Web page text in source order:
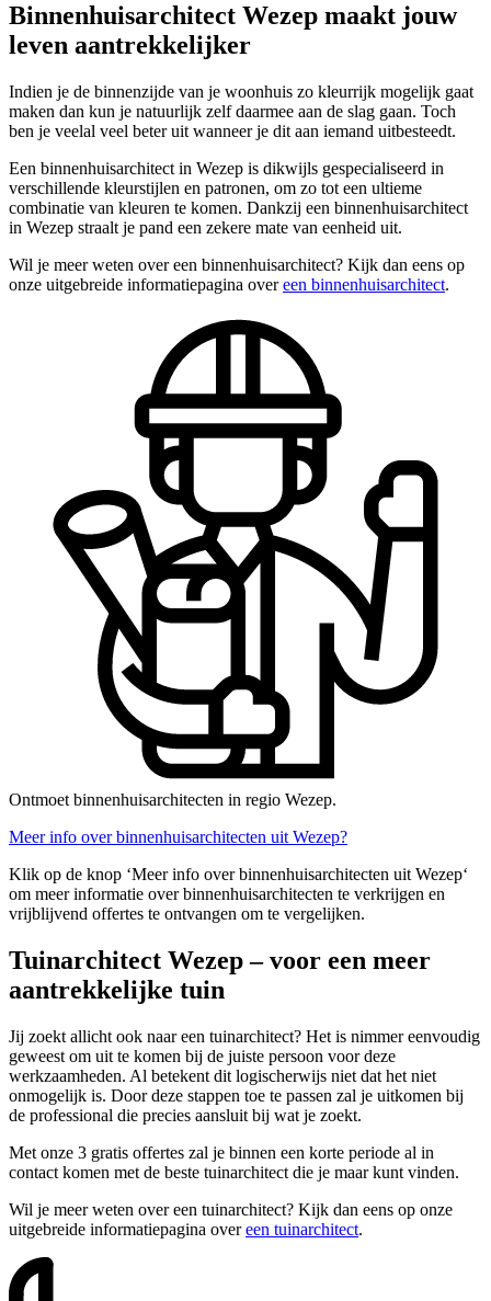
Binnenhuisarchitect Wezep maakt jouw
leven aantrekkelijker
Indien je de binnenzijde van je woonhuis zo kleurrijk mogelijk gaat
maken dan kun je natuurlijk zelf daarmee aan de slag gaan. Toch
ben je veelal veel beter uit wanneer je dit aan iemand uitbesteedt.
Een binnenhuisarchitect in Wezep is dikwijls gespecialiseerd in
verschillende kleurstijlen en patronen, om zo tot een ultieme
combinatie van kleuren te komen. Dankzij een binnenhuisarchitect
in Wezep straalt je pand een zekere mate van eenheid uit.
Wil je meer weten over een binnenhuisarchitect? Kijk dan eens op
onze uitgebreide informatiepagina overeen binnenhuisarchitect.
Ontmoet binnenhuisarchitecten in regio Wezep.
Meer info over binnenhuisarchitecten uit Wezep?
Klik op de knop ‘Meer info over binnenhuisarchitecten uit Wezep‘
om meer informatie over binnenhuisarchitecten te verkrijgen en
vrijblijvend offertes te ontvangen om te vergelijken.
Tuinarchitect Wezep – voor een meer
aantrekkelijke tuin
Jij zoekt allicht ook naar een tuinarchitect? Het is nimmer eenvoudig
geweest om uit te komen bij de juiste persoon voor deze
werkzaamheden. Al betekent dit logischerwijs niet dat het niet
onmogelijk is. Door deze stappen toe te passen zal je uitkomen bij
de professional die precies aansluit bij wat je zoekt.
Met onze 3 gratis offertes zal je binnen een korte periode al in
contact komen met de beste tuinarchitect die je maar kunt vinden.
Wil je meer weten over een tuinarchitect? Kijk dan eens op onze
uitgebreide informatiepagina overeen tuinarchitect.